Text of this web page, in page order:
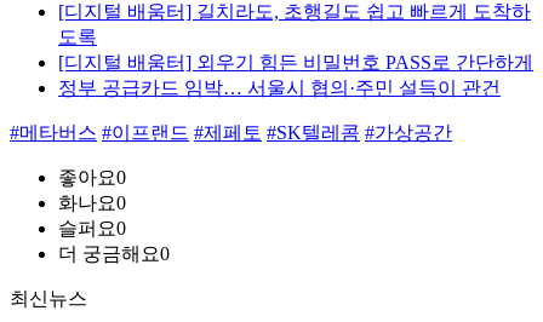
[디지털 배움터] 길치라도, 초행길도 쉽고 빠르게 도착하
도록
[디지털 배움터] 외우기 힘든 비밀번호 PASS로 간단하게
정부 공급카드 임박… 서울시 협의·주민 설득이 관건
#메타버스 #이프랜드 #제페토 #SK텔레콤 #가상공간
좋아요0
화나요0
슬퍼요0
더 궁금해요0
최신뉴스